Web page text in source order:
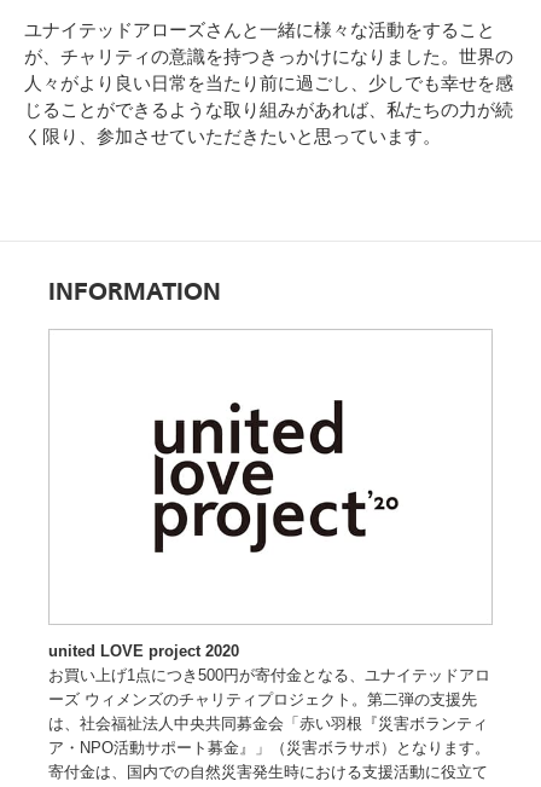
ユナイテッドアローズさんと一緒に様々な活動をすること
が、チャリティの意識を持つきっかけになりました。世界の
人々がより良い日常を当たり前に過ごし、少しでも幸せを感
じることができるような取り組みがあれば、私たちの力が続
く限り、参加させていただきたいと思っています。
INFORMATION
united LOVE project 2020
お買い上げ1点につき500円が寄付金となる、ユナイテッドアロ
ーズ ウィメンズのチャリティプロジェクト。第二弾の支援先
は、社会福祉法人中央共同募金会「赤い羽根『災害ボランティ
ア・NPO活動サポート募金』」（災害ボラサポ）となります。
寄付金は、国内での自然災害発生時における支援活動に役立て